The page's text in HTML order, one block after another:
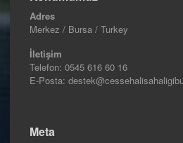
Adres
Merkez / Bursa / Turkey
İletişim
Telefon: 0545 616 60 16
E-Posta:
Meta